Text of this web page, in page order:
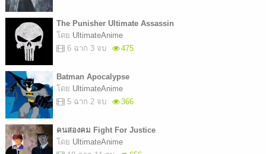
The Punisher Ultimate Assassin
โดย UltimateAnime
6 ฉาก 3 จบ
475
Batman Apocalypse
โดย UltimateAnime
5 ฉาก 2 จบ
366
คนสองคม Fight For Justice
โดย UltimateAnime